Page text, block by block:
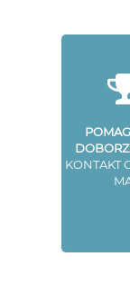
KONTAKT